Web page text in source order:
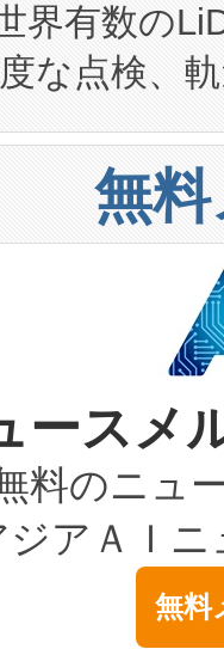
設設計・
よび知的
カリキュ
段階におけ
ち上げ調整
のバイオ
ついて、自
もあります
ドルかか
）であ
connected
、6,000万
性は、フェ
搭載プラ
用に至る
保する事
タセンター
負担をかけ
という課題
、ピーク
能な電力容
します。こ
SLA）違
によるダウ
センターが
a
界有数の
な点検、
バルク材
2」を発
メート
り替えるこ
の細かな対
トにより、
なディテー
検出
を搭載。
現すること
無
ース
料のニュ
ジアＡＩ
無料